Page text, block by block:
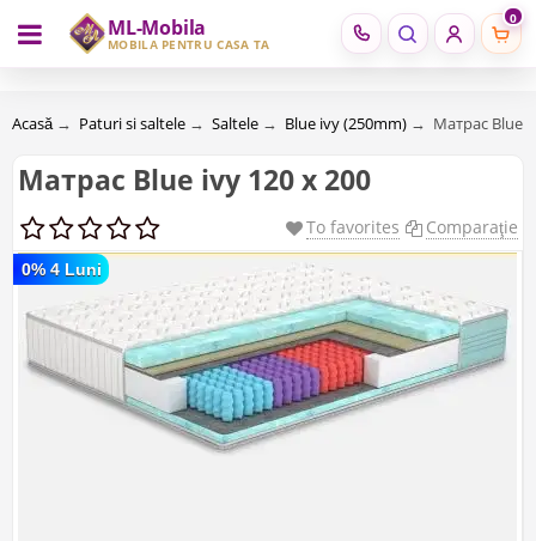
ML-Mobila
MOBILĂ PENTRU CASA TA
0
RU RO
Acasă → Paturi si saltele → Saltele → Blue ivy (250mm) → Матрас Blue
Матрас Blue ivy 120 x 200
To favorites Comparaţie
0% 4 Luni